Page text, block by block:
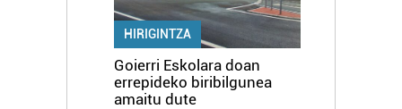
HIRIGINTZA
Goierri Eskolara doan
errepideko biribilgunea
amaitu dute